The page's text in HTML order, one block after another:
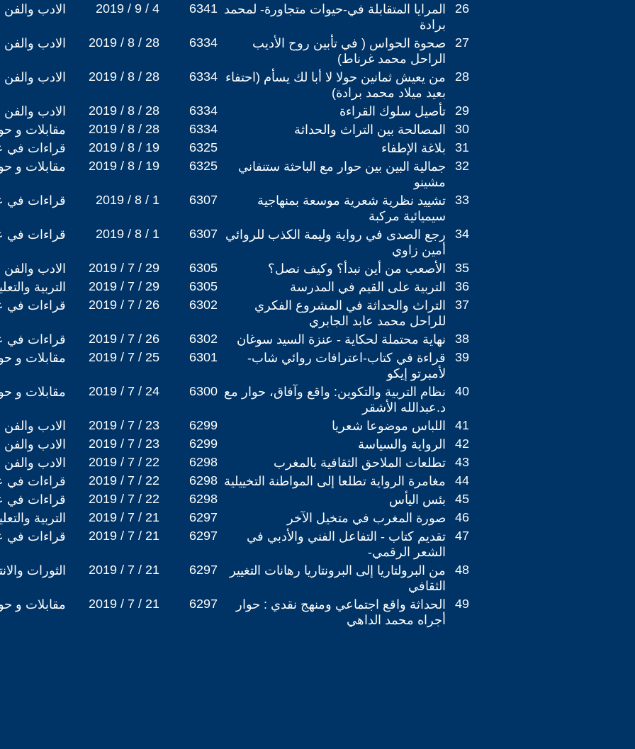
الادب والفن 2019 / 9 / 4 6341 المرايا المتقابلة في-حيوات متجاورة- لمحمد
برادة
26
الادب والفن 2019 / 8 / 28 6334
صحوة الحواس ( في تأبين روح الأديب
الراحل محمد غرناط)
27
الادب والفن 2019 / 8 / 28 6334 من يعيش ثمانين حولا لا أبا لك يسأم (احتفاء
بعيد ميلاد محمد برادة)
28
الادب والفن 2019 / 8 / 28 6334 تأصيل سلوك القراءة
29
مقابلات و
2019 / 8 / 28 6334 المصالحة بين التراث والحداثة
30
قراءات في
2019 / 8 / 19 6325 بلاغة الإطفاء
31
مقابلات و
2019 / 8 / 19 6325
جمالية البين بين حوار مع الباحثة ستنفاني
مشينو
32
قراءات في 2019 / 8 / 1 6307
تشييد نظرية شعرية موسعة بمنهاجية
سيميائية مركبة
33
قراءات في 2019 / 8 / 1 6307 رجع الصدى في رواية وليمة الكذب للروائي
أمين زاوي
34
الادب والفن 2019 / 7 / 29 6305 الأصعب من أين نبدأ؟ وكيف نصل؟
35
التربية
2019 / 7 / 29 6305 التربية على القيم في المدرسة
36
قراءات في
2019 / 7 / 26 6302
التراث والحداثة في المشروع الفكري
للراحل محمد عابد الجابري
37
قراءات في 2019 / 7 / 26 6302 نهاية محتملة لحكاية - عنزة السيد سوغان
38
مقابلات و
2019 / 7 / 25 6301
قراءة في كتاب-اعترافات روائي شاب-
لأمبرتو إيكو
39
مقابلات و 2019 / 7 / 24 6300 نظام التربية والتكوين: واقع وآفاق، حوار مع
د.عبدالله الأشقر
40
الادب والفن 2019 / 7 / 23 6299 اللباس موضوعا شعريا
41
الادب والفن
2019 / 7 / 23 6299 الرواية والسياسة
42
الادب والفن
2019 / 7 / 22 6298 تطلعات الملاحق الثقافية بالمغرب
43
قراءات في
2019 / 7 / 22 6298 مغامرة الرواية تطلعا إلى المواطنة التخييلية
44
قراءات في
2019 / 7 / 22 6298 بئس اليأس
45
التربية
2019 / 7 / 21 6297 صورة المغرب في متخيل الآخر
46
قراءات في
2019 / 7 / 21 6297
تقديم كتاب - التفاعل الفني والأدبي في
الشعر الرقمي-
47
الثورات 2019 / 7 / 21 6297
من البرولتاريا إلى البرونتاريا رهانات التغيير
الثقافي
48
مقابلات و 2019 / 7 / 21 6297
الحداثة واقع اجتماعي ومنهج نقدي : حوار
أجراه محمد الداهي
49